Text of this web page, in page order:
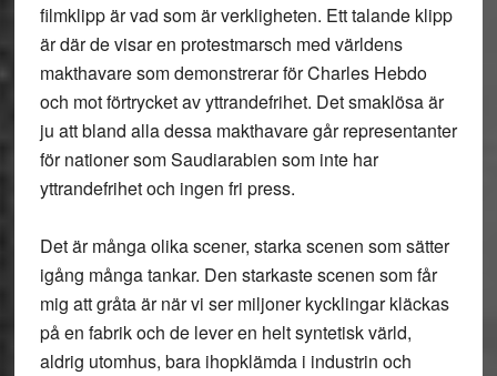
filmklipp är vad som är verkligheten. Ett talande klipp
är där de visar en protestmarsch med världens
makthavare som demonstrerar för Charles Hebdo
och mot förtrycket av yttrandefrihet. Det smaklösa är
ju att bland alla dessa makthavare går representanter
för nationer som Saudiarabien som inte har
yttrandefrihet och ingen fri press.
Det är många olika scener, starka scenen som sätter
igång många tankar. Den starkaste scenen som får
mig att gråta är när vi ser miljoner kycklingar kläckas
på en fabrik och de lever en helt syntetisk värld,
aldrig utomhus, bara ihopklämda i industrin och